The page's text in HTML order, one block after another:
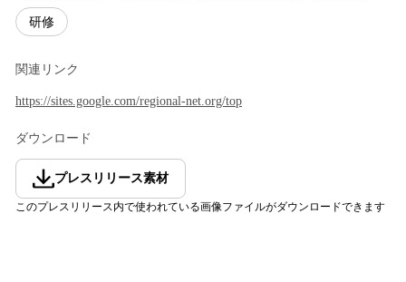
研修
関連リンク
https://sites.google.com/regional-net.org/top
ダウンロード
プレスリリース素材
このプレスリリース内で使われている画像ファイルがダウンロードできます